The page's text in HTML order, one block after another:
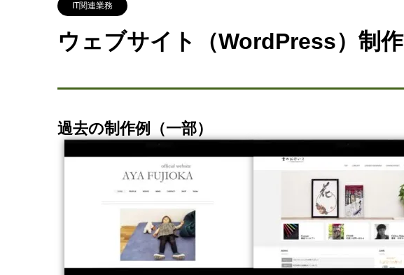
IT関連業務
ウェブサイト（WordPress）制作
過去の制作例（一部）